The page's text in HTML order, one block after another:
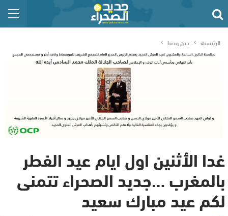
الرئيسية دين ودنيا
غدا الأثنين اول ايام عيد الفطر
بالمغرب …جديد الصحراء تتمنى
لكم عيد مبارك سعيد